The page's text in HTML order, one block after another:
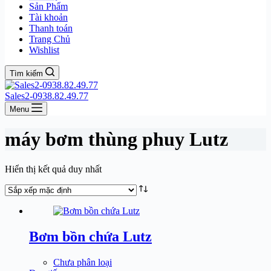
Sản Phẩm
Tài khoản
Thanh toán
Trang Chủ
Wishlist
Tìm kiếm
Sales2-0938.82.49.77
Menu
máy bơm thùng phuy Lutz
Hiển thị kết quả duy nhất
Bơm bồn chứa Lutz
Chưa phân loại